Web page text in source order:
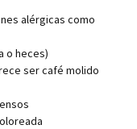
alérgicas como
o heces)
ser café molido